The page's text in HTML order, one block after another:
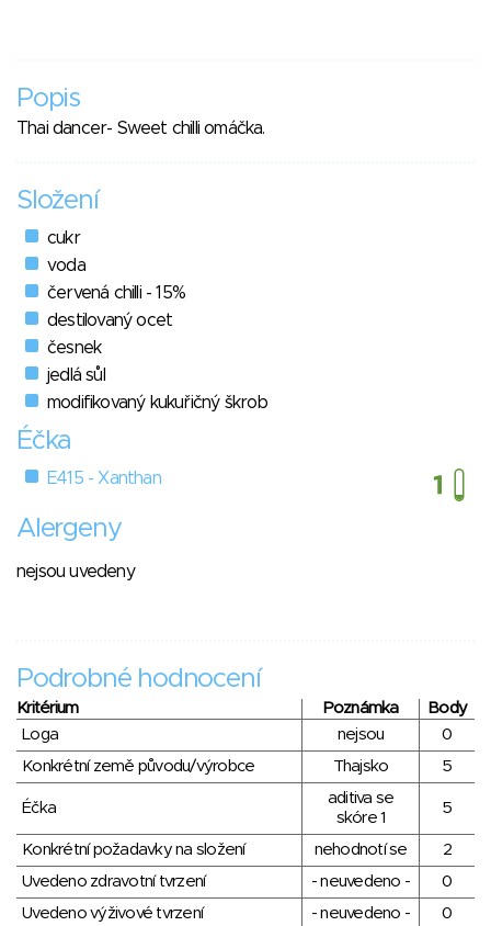
Popis
Thai dancer- Sweet chilli omáčka.
Složení
cukr
voda
červená chilli - 15%
destilovaný ocet
česnek
jedlá sůl
modifikovaný kukuřičný škrob
Éčka
E415 - Xanthan
Alergeny
nejsou uvedeny
Podrobné hodnocení
Kritérium Poznámka
Body
Loga
nejsou
0
Konkrétní země původu/výrobce
Thajsko 5
Éčka
aditiva se
skóre 1
5
Konkrétní požadavky na složení nehodnotí se
2
Uvedeno zdravotní tvrzení
- neuvedeno -
0
Uvedeno výživové tvrzení
- neuvedeno -
0